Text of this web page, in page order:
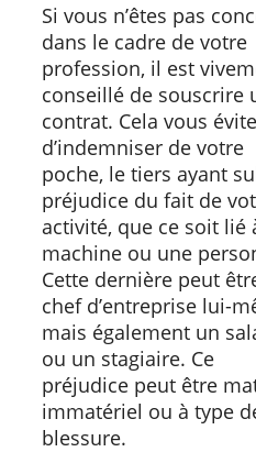
Si vous n’êtes pas
dans le cadre de votre
profession, il est
conseillé de souscrire
contrat. Cela vous
d’indemniser de votre
poche, le tiers ayant
préjudice du fait de
activité, que ce soit lié
machine ou une
Cette dernière peut
chef d’entreprise lui-
mais également un
ou un stagiaire. Ce
préjudice peut être
immatériel ou à type
blessure.